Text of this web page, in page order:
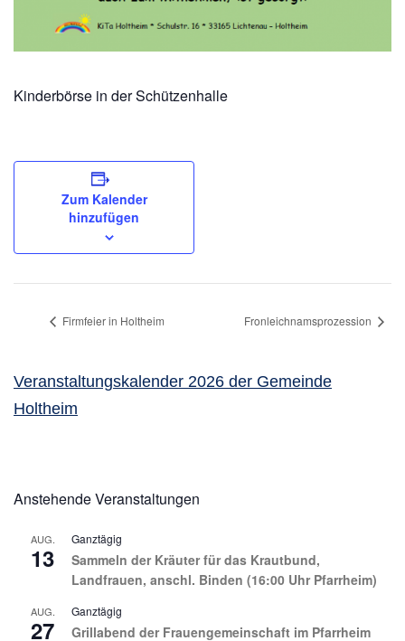
Kinderbörse in der Schützenhalle
Zum Kalender
hinzufügen
Firmfeier in Holtheim Fronleichnamsprozession
Veranstaltungskalender 2026 der Gemeinde
Holtheim
Anstehende Veranstaltungen
AUG.
13
Ganztägig
Sammeln der Kräuter für das Krautbund,
Landfrauen, anschl. Binden (16:00 Uhr Pfarrheim)
AUG.
27
Ganztägig
Grillabend der Frauengemeinschaft im Pfarrheim